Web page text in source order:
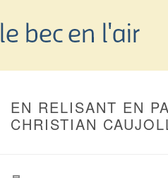
EN RELISANT EN
CHRISTIAN